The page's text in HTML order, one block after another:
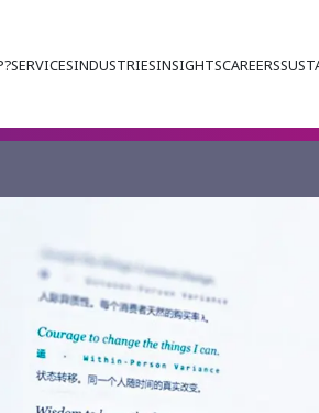
SERVICESINDUSTRIESINSIGHTSCAREERS